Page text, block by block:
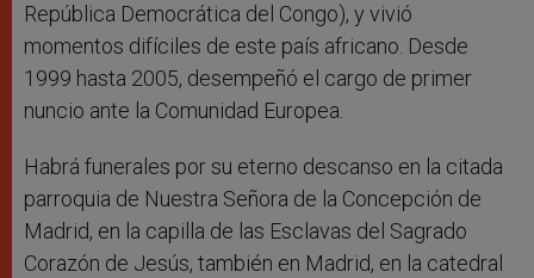
República Democrática del Congo), y vivió
momentos difíciles de este país africano. Desde
1999 hasta 2005, desempeñó el cargo de primer
nuncio ante la Comunidad Europea.
Habrá funerales por su eterno descanso en la citada
parroquia de Nuestra Señora de la Concepción de
Madrid, en la capilla de las Esclavas del Sagrado
Corazón de Jesús, también en Madrid, en la catedral